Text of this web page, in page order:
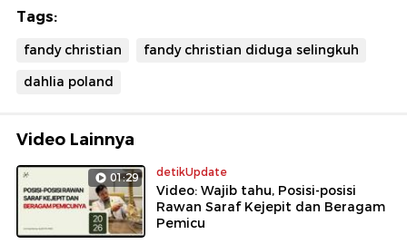
Tags:
fandy christian
fandy christian diduga selingkuh
dahlia poland
Video Lainnya
01:29 detikUpdate
Video: Wajib tahu, Posisi-posisi
Rawan Saraf Kejepit dan Beragam
Pemicu